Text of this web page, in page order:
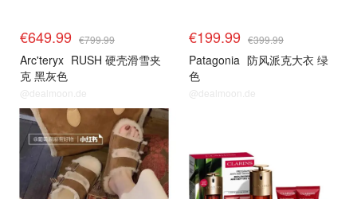
€649.99 €799.99
Arc'teryx RUSH 硬壳滑雪夹
克 黑灰色
@dealmoon.de
€199.99 €399.99
Patagonia 防风派克大衣 绿
色
@dealmoon.de